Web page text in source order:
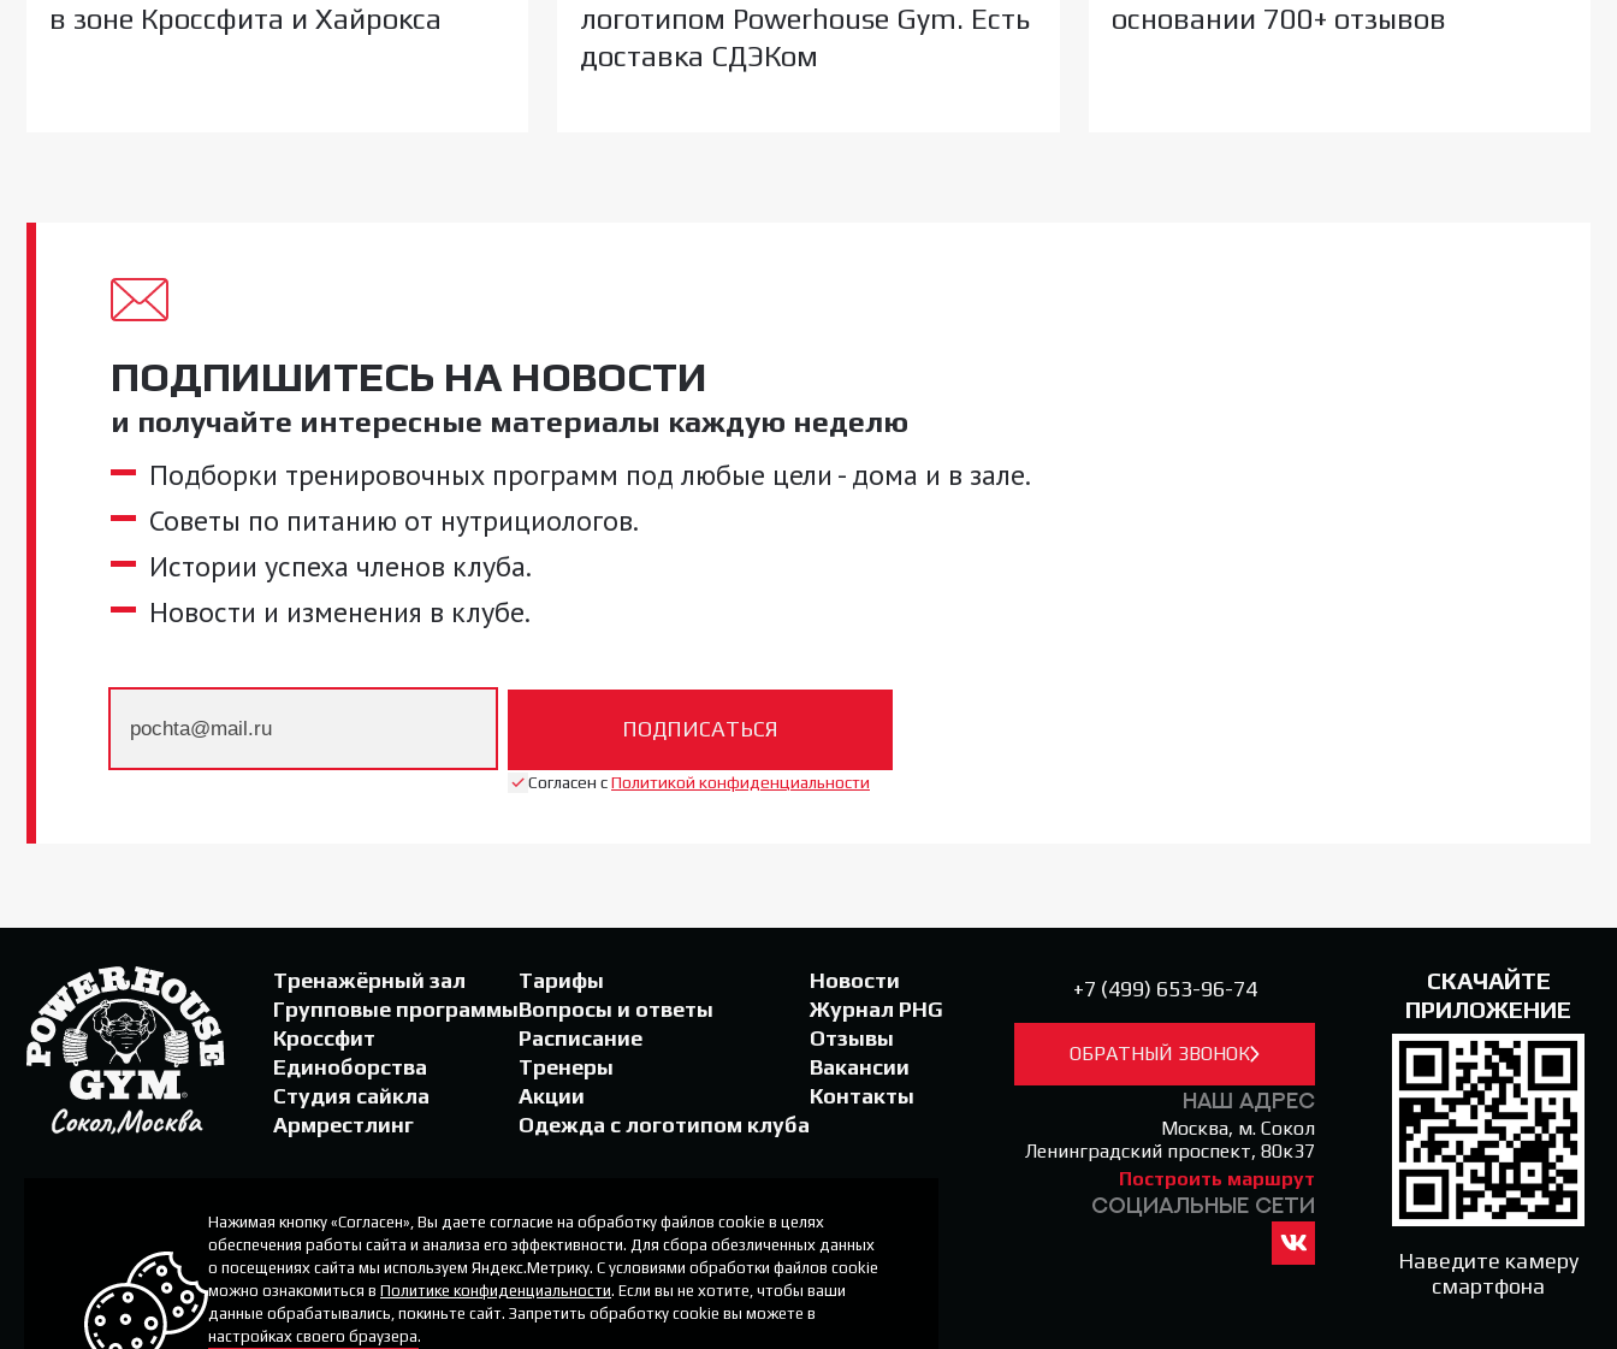
в зоне Кроссфита и Хайрокса
логотипом Powerhouse Gym. Есть
доставка СДЭКом
основании 700+ отзывов
Подписка
новости
ПОДПИШИТЕСЬ НА НОВОСТИ
и получайте интересные материалы каждую неделю
Подборки тренировочных программ под любые цели - дома и в зале.
Советы по питанию от нутрициологов.
Истории успеха членов клуба.
Новости и изменения в клубе.
ПОДПИСАТЬСЯ
Согласен сПолитикой конфиденциальности
Тренажёрный зал
Групповые программы
Кроссфит
Единоборства
Студия сайкла
Армрестлинг
Тарифы
Вопросы и ответы
Расписание
Тренеры
Акции
Одежда с логотипом клуба
Новости
Журнал PHG
Отзывы
Вакансии
Контакты
СКАЧАЙТЕ
ПРИЛОЖЕНИЕ
Наведите камеру
смартфона
+7 (499) 653-96-74
ОБРАТНЫЙ ЗВОНОК
Наш адрес
Москва, м. Сокол
Ленинградский проспект, 80к37
Построить маршрут
Социальные сети
Мы
Нажимая кнопку «Согласен», Вы даете согласие на обработку файлов cookie в целях
обеспечения работы сайта и анализа его эффективности. Для сбора обезличенных данных
о посещениях сайта мы используем Яндекс.Метрику. С условиями обработки файлов cookie
можно ознакомиться в Политике конфиденциальности. Если вы не хотите, чтобы ваши
данные обрабатывались, покиньте сайт. Запретить обработку cookie вы можете в
настройках своего браузера.